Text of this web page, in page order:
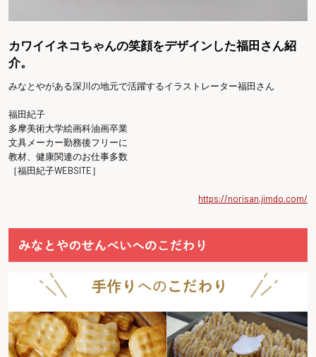
カワイイネコちゃんの笑顔をデザインした福田さん紹
介。
みなとやがある深川の地元で活躍するイラストレーター福田さん
福田紀子
多摩美術大学絵画科油画卒業
文具メーカー勤務後フリーに
教材、健康関連のお仕事多数
［福田紀子WEBSITE］
https://norisan.jimdo.com/